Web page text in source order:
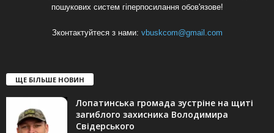
пошукових систем гіперпосилання обов'язове!
Зконтактуйтеся з нами: vbuskcom@gmail.com
ЩЕ БІЛЬШЕ НОВИН
Лопатинська громада зустріне на щиті
загиблого захисника Володимира
Свідерського